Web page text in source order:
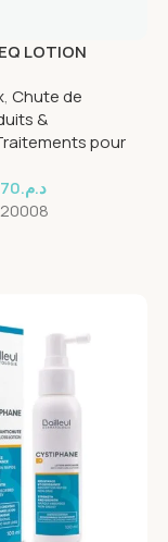
LOTION
, Chute de
&
pour
د.م.